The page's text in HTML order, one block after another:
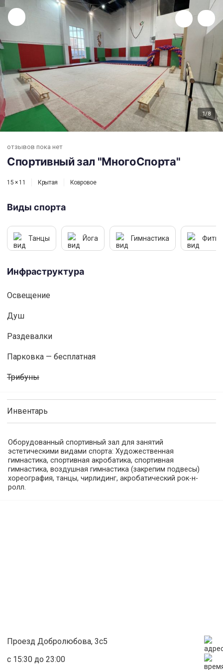
1/8
Спортивный зал "МногоСпорта"
отзывов пока нет
Спортивный зал "МногоСпорта"
15 × 11 Крытая Ковровое
Виды спорта
Танцы Йога Гимнастика
Инфраструктура
Освещениe
Душ
Раздевалки
Парковка — бесплатная
Трибуны
Инвентарь
Оборудованный спортивный зал для занятий
эстетическими видами спорта: Художественная
гимнастика, спортивная акробатика, спортивная
гимнастика, воздушная гимнастика (закрепим подвесы)
хореография, танцы, чирлидинг, акробатический рок-н-
ролл.
Проезд Добролюбова, 3с5
с 15:30 до 23:00